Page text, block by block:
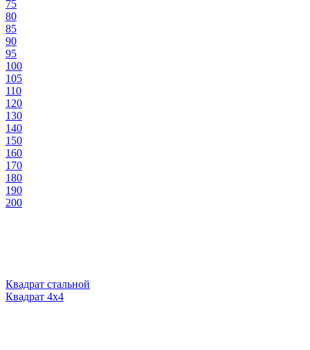
75
80
85
90
95
100
105
110
120
130
140
150
160
170
180
190
200
Квадрат стальной
Квадрат 4х4